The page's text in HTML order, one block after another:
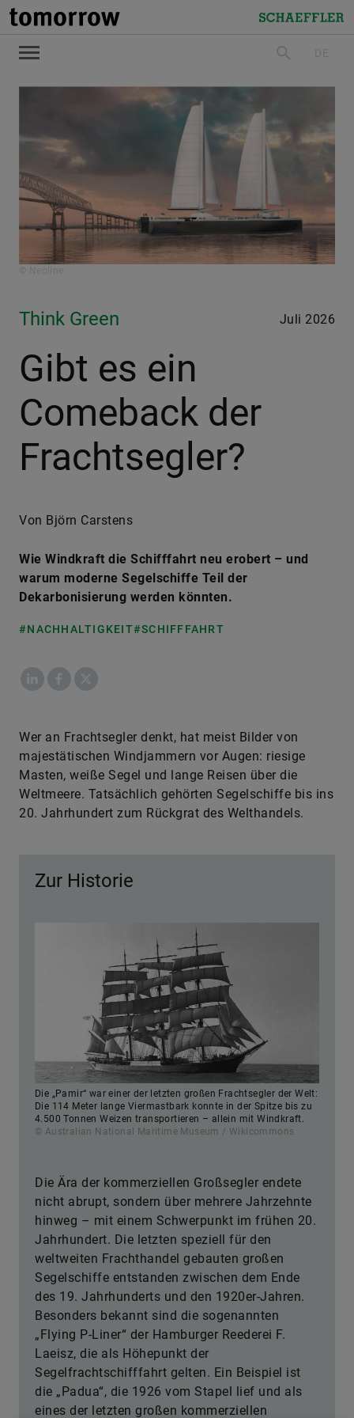
tomorrow
Schaeffler
suchenDE
Think Green Juli 2026
Gibt es ein
Comeback der
Frachtsegler?
Von Björn Carstens
Wie Windkraft die Schifffahrt neu erobert – und
warum moderne Segelschiffe Teil der
Dekarbonisierung werden könnten.
#NACHHALTIGKEIT#SCHIFFFAHRT
LinkedInFacebook
X
Wer an Frachtsegler denkt, hat meist Bilder von
majestätischen Windjammern vor Augen: riesige
Masten, weiße Segel und lange Reisen über die
Weltmeere. Tatsächlich gehörten Segelschiffe bis ins
20. Jahrhundert zum Rückgrat des Welthandels.
Zur Historie
Die „Pamir“ war einer der letzten großen Frachtsegler der Welt:
Die 114 Meter lange Viermastbark konnte in der Spitze bis zu
4.500 Tonnen Weizen transportieren – allein mit Windkraft.
© Australian National Maritime Museum / Wikicommons
Die Ära der kommerziellen Großsegler endete
nicht abrupt, sondern über mehrere Jahrzehnte
hinweg – mit einem Schwerpunkt im frühen 20.
Jahrhundert. Die letzten speziell für den
weltweiten Frachthandel gebauten großen
Segelschiffe entstanden zwischen dem Ende
des 19. Jahrhunderts und den 1920er-Jahren.
Besonders bekannt sind die sogenannten
„Flying P-Liner“ der Hamburger Reederei F.
Laeisz, die als Höhepunkt der
Segelfrachtschifffahrt gelten. Ein Beispiel ist
die „Padua“, die 1926 vom Stapel lief und als
eines der letzten großen kommerziellen